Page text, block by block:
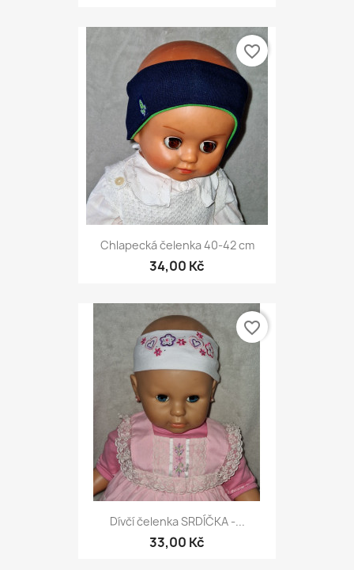
Chlapecká čelenka 40-42 cm
34,00 Kč
favorite_border
Dívčí čelenka SRDÍČKA -...
33,00 Kč
favorite_border